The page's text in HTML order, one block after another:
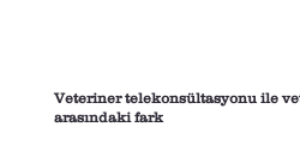
Veteriner telekonsültasyonu ile
arasındaki fark